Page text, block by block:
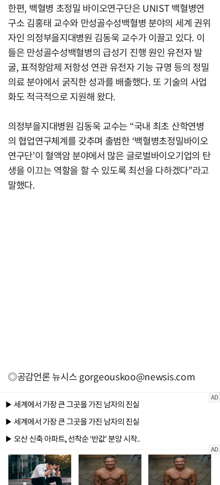
한편, 백혈병 초정밀 바이오연구단은 UNIST 백혈병연
구소 김홍태 교수와 만성골수성백혈병 분야의 세계 권위
자인 의정부을지대병원 김동욱 교수가 이끌고 있다. 이
들은 만성골수성백혈병의 급성기 진행 원인 유전자 발
굴, 표적항암제 저항성 연관 유전자 기능 규명 등의 정밀
의료 분야에서 굵직한 성과를 배출했다. 또 기술의 사업
화도 적극적으로 지원해 왔다.
의정부을지대병원 김동욱 교수는 “국내 최초 산학연병
의 협업연구체계를 갖추며 출범한 ‘백혈병초정밀바이오
연구단’이 혈액암 분야에서 많은 글로벌바이오기업의 탄
생을 이끄는 역할을 할 수 있도록 최선을 다하겠다”라고
말했다.
◎공감언론 뉴시스gorgeouskoo@newsis.com